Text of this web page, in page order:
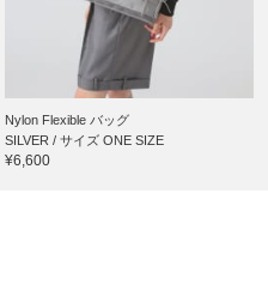
Nylon Flexible バッグ
SILVER / サイズ ONE SIZE
¥6,600